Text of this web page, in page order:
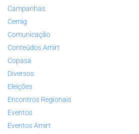
Campanhas
Cemig
Comunicação
Conteúdos Amirt
Copasa
Diversos
Eleições
Encontros Regionais
Eventos
Eventos Amirt